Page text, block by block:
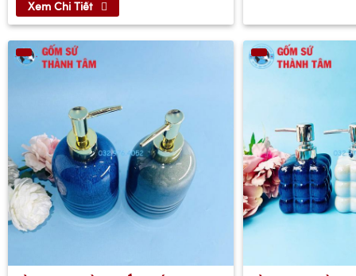
Xem Chi Tiết